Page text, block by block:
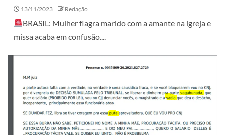
13/11/2023 Redação
BRASIL: Mulher flagra marido com a amante na igreja e
missa acaba em confusão....